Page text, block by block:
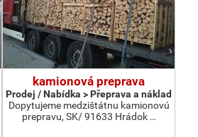
kamionová preprava
Prodej / Nabídka > Přeprava a náklad
Dopytujeme medzištátnu kamionovú
prepravu, SK/ 91633 Hrádok …